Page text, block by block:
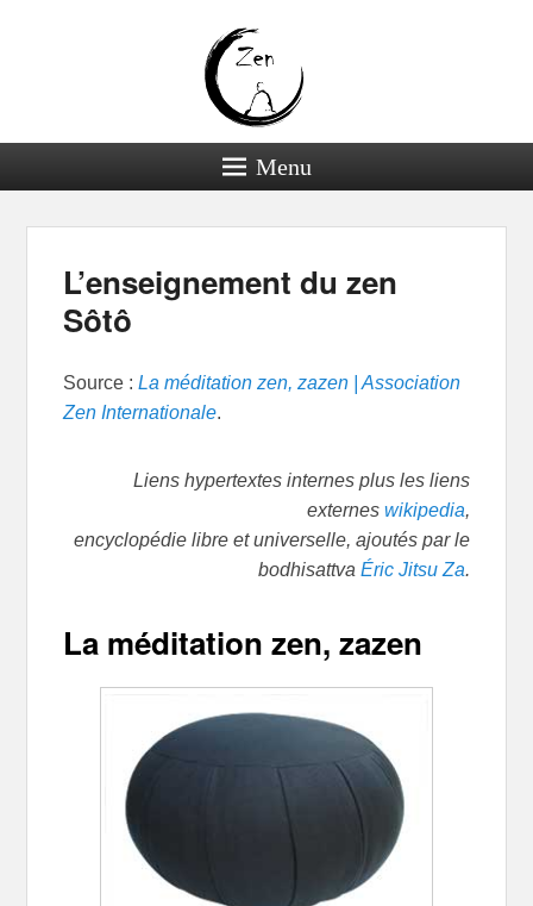
Menu
L’enseignement du zen
Sôtô
Source :La méditation zen, zazen | Association
Zen Internationale.
Liens hypertextes internes plus les liens
externes wikipedia,
encyclopédie libre et universelle, ajoutés par le
bodhisattva Éric Jitsu Za.
La méditation zen, zazen